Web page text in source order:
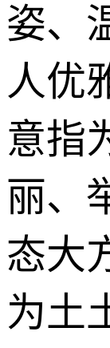
姿、
人优
意指
丽、
态大
为土